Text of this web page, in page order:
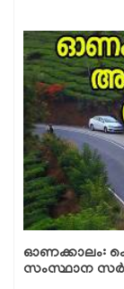
ഓണക്കാലം:
സംസ്ഥാന